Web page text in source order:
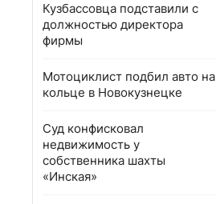
Кузбассовца подставили с
должностью директора
фирмы
Мотоциклист подбил авто на
кольце в Новокузнецке
Суд конфисковал
недвижимость у
собственника шахты
«Инская»